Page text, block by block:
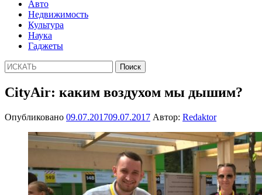
Авто
Недвижимость
Культура
Наука
Гаджеты
CityAir: каким воздухом мы дышим?
Опубликовано 09.07.201709.07.2017 Автор: Redaktor